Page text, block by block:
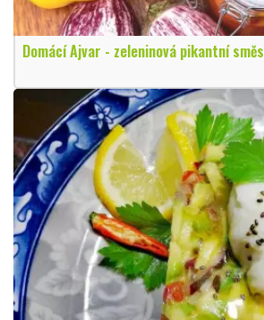
Domácí Ajvar - zeleninová pikantní směs